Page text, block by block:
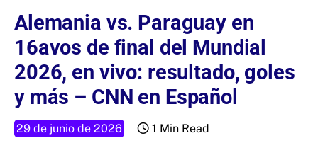
Alemania vs. Paraguay en
16avos de final del Mundial
2026, en vivo: resultado, goles
y más – CNN en Español
29 de junio de 2026 1 Min Read